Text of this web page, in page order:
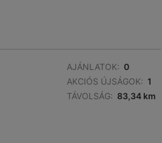
AJÁNLATOK: 0
AKCIÓS ÚJSÁGOK: 1
TÁVOLSÁG: 83,34 km